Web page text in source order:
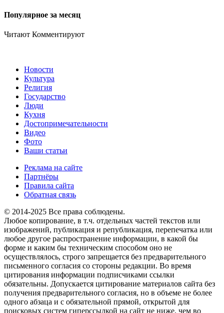
Популярное за месяц
Читают Комментируют
Новости
Культура
Религия
Государство
Люди
Кухня
Достопримечательности
Видео
Фото
Ваши статьи
Реклама на сайте
Партнёры
Правила сайта
Обратная связь
© 2014-2025 Все права соблюдены.
Любое копирование, в т.ч. отдельных частей текстов или
изображений, публикация и републикация, перепечатка или
любое другое распространение информации, в какой бы
форме и каким бы техническим способом оно не
осуществлялось, строго запрещается без предварительного
письменного согласия со стороны редакции. Во время
цитирования информации подписчиками ссылки
обязательны. Допускается цитирование материалов сайта без
получения предварительного согласия, но в объеме не более
одного абзаца и с обязательной прямой, открытой для
поисковых систем гиперссылкой на сайт не ниже, чем во